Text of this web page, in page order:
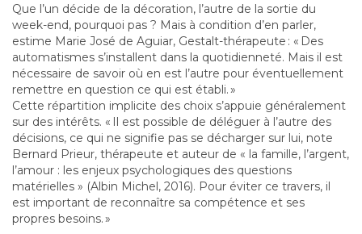
Que l’un décide de la décoration, l’autre de la sortie du
week-end, pourquoi pas ? Mais à condition d’en parler,
estime Marie José de Aguiar, Gestalt-thérapeute : « Des
automatismes s’installent dans la quotidienneté. Mais il est
nécessaire de savoir où en est l’autre pour éventuellement
remettre en question ce qui est établi. »
Cette répartition implicite des choix s’appuie généralement
sur des intérêts. « Il est possible de déléguer à l’autre des
décisions, ce qui ne signifie pas se décharger sur lui, note
Bernard Prieur, thérapeute et auteur de « la famille, l’argent,
l’amour : les enjeux psychologiques des questions
matérielles » (Albin Michel, 2016). Pour éviter ce travers, il
est important de reconnaître sa compétence et ses
propres besoins. »